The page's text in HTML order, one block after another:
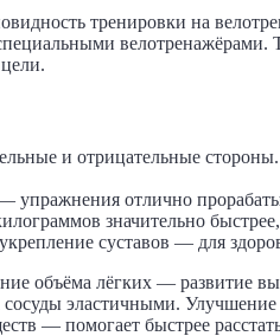
тренировки на
и отрицательные стороны.
отлично
значительно
суставов — для
объёма лёгких — развитие
эластичными.
— помогает быстрее